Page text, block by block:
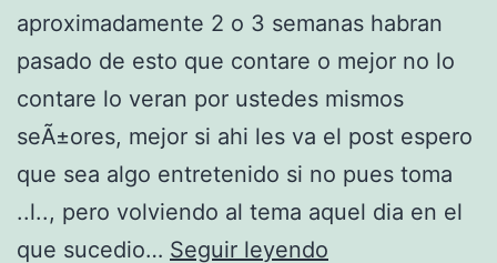
aproximadamente 2 o 3 semanas habran
pasado de esto que contare o mejor no lo
contare lo veran por ustedes mismos
seÃ±ores, mejor si ahi les va el post espero
que sea algo entretenido si no pues toma
..l.., pero volviendo al tema aquel dia en el
que sucedio… Seguir leyendo